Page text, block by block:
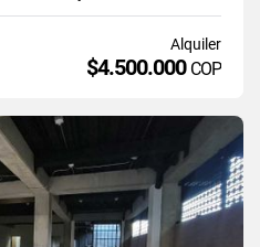
Alquiler
$4.500.000 COP